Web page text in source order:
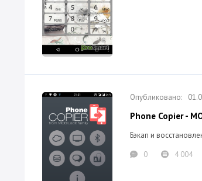
Phone Copier -
Бэкап и
0
4 004